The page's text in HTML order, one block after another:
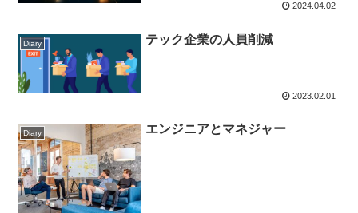
2024.04.02
Diary テック企業の人員削減
2023.02.01
Diary エンジニアとマネジャー